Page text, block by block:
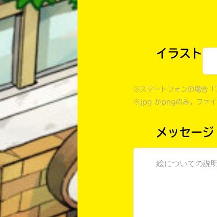
イラスト
※スマートフォンの場合「
※jpg かpngのみ。ファ
メッセージ